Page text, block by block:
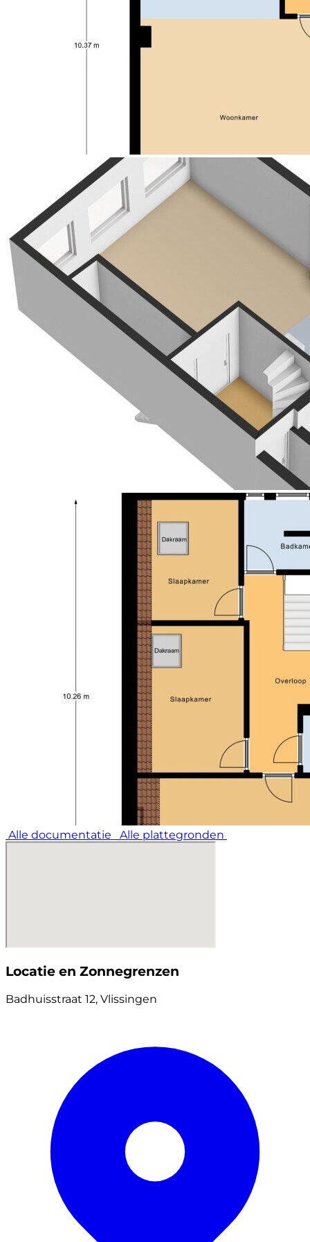
Alle documentatie Alle plattegronden
Locatie en Zonnegrenzen
Badhuisstraat 12, Vlissingen